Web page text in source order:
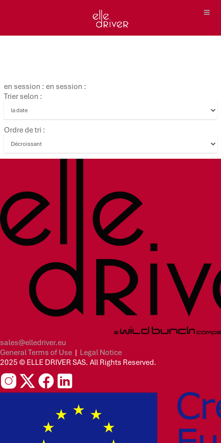
en session : en session :
Trier selon :
Ordre de tri :
sales@elledriver.eu
General Terms of Use | Legal Notice
2025 © ELLE DRIVER SAS. All Rights Reserved.